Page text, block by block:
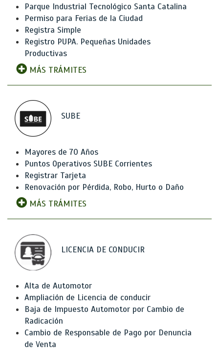
Parque Industrial Tecnológico Santa Catalina
Permiso para Ferias de la Ciudad
Registra Simple
Registro PUPA. Pequeñas Unidades
Productivas
MÁS TRÁMITES
SUBE
Mayores de 70 Años
Puntos Operativos SUBE Corrientes
Registrar Tarjeta
Renovación por Pérdida, Robo, Hurto o Daño
MÁS TRÁMITES
LICENCIA DE CONDUCIR
Alta de Automotor
Ampliación de Licencia de conducir
Baja de Impuesto Automotor por Cambio de
Radicación
Cambio de Responsable de Pago por Denuncia
de Venta